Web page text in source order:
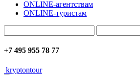
ONLINE-агентствам
ONLINE-туристам
+7 495 955 78 77
kryptontour